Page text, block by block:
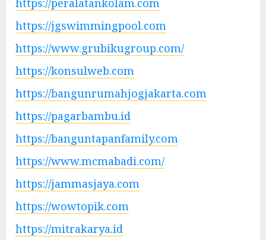
https://peralatankolam.com
https://jgswimmingpool.com
https://www.grubikugroup.com/
https://konsulweb.com
https://bangunrumahjogjakarta.com
https://pagarbambu.id
https://banguntapanfamily.com
https://www.mcmabadi.com/
https://jammasjaya.com
https://wowtopik.com
https://mitrakarya.id